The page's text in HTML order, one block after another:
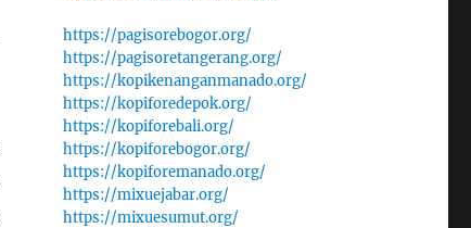
https://pagisorebogor.org/
https://pagisoretangerang.org/
https://kopikenanganmanado.org/
https://kopiforedepok.org/
https://kopiforebali.org/
https://kopiforebogor.org/
https://kopiforemanado.org/
https://mixuejabar.org/
https://mixuesumut.org/